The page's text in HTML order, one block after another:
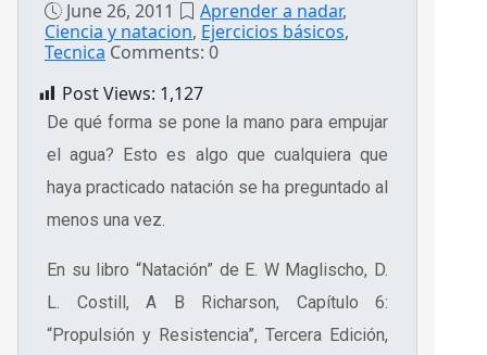
June 26, 2011 Aprender a nadar,
Ciencia y natacion, Ejercicios básicos,
Tecnica Comments: 0
Post Views: 1,127
De qué forma se pone la mano para empujar
el agua? Esto es algo que cualquiera que
haya practicado natación se ha preguntado al
menos una vez.
En su libro “Natación” de E. W Maglischo, D.
L. Costill, A B Richarson, Capítulo 6:
“Propulsión y Resistencia”, Tercera Edición,